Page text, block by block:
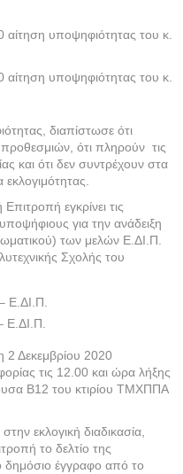
υποψηφιότητας του κ.
υποψηφιότητας του κ.
διαπίστωσε ότι
ότι πληρούν τις
και ότι δεν συντρέχουν στα
εγκρίνει τις
για την ανάδειξη
των μελών Ε.ΔΙ.Π.
Σχολής του
Ε.ΔΙ.Π.
Ε.ΔΙ.Π.
2 Δεκεμβρίου 2020
τις 12.00 και ώρα λήξης
Β12 του κτιρίου ΤΜΧΠΠΑ
εκλογική διαδικασία,
το δελτίο της
δημόσιο έγγραφο από το